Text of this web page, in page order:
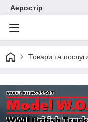
Аеростір
Товари та